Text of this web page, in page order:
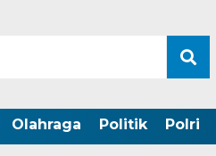
Olahraga Politik Polri